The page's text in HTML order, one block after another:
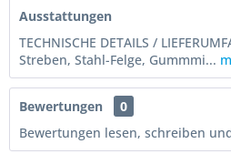
Ausstattungen
TECHNISCHE DETAILS /
Streben, Stahl-Felge, Gummmi...
Bewertungen
0
Bewertungen lesen, schreiben